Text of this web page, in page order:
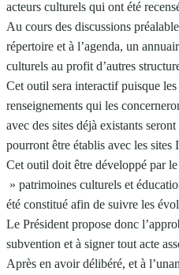
acteurs culturels qui ont été
Au cours des discussions
répertoire et à l’agenda, un
culturels au profit d’autres
Cet outil sera interactif puisque
renseignements qui les
avec des sites déjà existants
pourront être établis avec les sites
Cet outil doit être développé par
» patrimoines culturels et
été constitué afin de suivre les
Le Président propose donc
subvention et à signer tout acte
Après en avoir délibéré, et à